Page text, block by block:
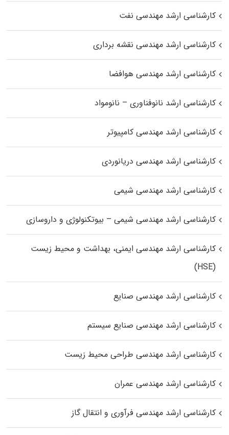
کارشناسی ارشد مهندسی نفت
کارشناسی ارشد مهندسی نقشه برداری
کارشناسی ارشد مهندسی هوافضا
کارشناسی ارشد نانوفناوری – نانومواد
کارشناسی ارشد مهندسی کامپیوتر
کارشناسی ارشد مهندسی دریانوردی
کارشناسی ارشد مهندسی شیمی
کارشناسی ارشد مهندسی شیمی – بیوتکنولوژی و داروسازی
کارشناسی ارشد مهندسی ایمنی، بهداشت و محیط زیست
(HSE)
کارشناسی ارشد مهندسی صنایع
کارشناسی ارشد مهندسی صنایع سیستم
کارشناسی ارشد مهندسی طراحی محیط زیست
کارشناسی ارشد مهندسی عمران
کارشناسی ارشد مهندسی فرآوری و انتقال گاز